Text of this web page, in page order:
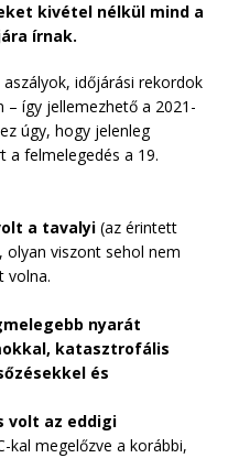
kivétel nélkül mind a
írnak.
időjárási rekordok
így jellemezhető a 2021-
úgy, hogy jelenleg
a felmelegedés a 19.
a tavalyi (az érintett
olyan viszont sehol nem
volna.
nyarát
katasztrofális
és
volt az eddigi
kal megelőzve a korábbi,